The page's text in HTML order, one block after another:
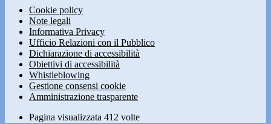
Cookie policy
Note legali
Informativa Privacy
Ufficio Relazioni con il Pubblico
Dichiarazione di accessibilità
Obiettivi di accessibilità
Whistleblowing
Gestione consensi cookie
Amministrazione trasparente
Pagina visualizzata 412 volte